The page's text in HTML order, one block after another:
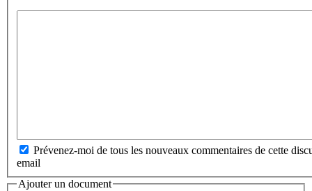
Prévenez-moi de tous les nouveaux commentaires de cette
email
Ajouter un document